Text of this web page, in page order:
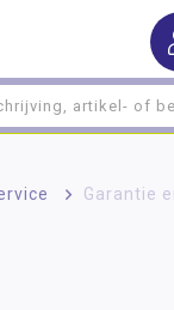
> Garantie